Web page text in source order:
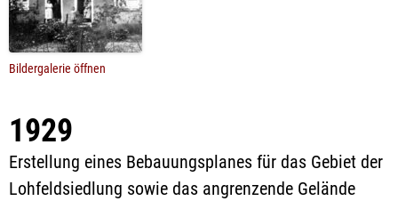
Bildergalerie öffnen
1929
Erstellung eines Bebauungsplanes für das Gebiet der
Lohfeldsiedlung sowie das angrenzende Gelände